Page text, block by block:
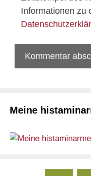
Informationen zu
Meine